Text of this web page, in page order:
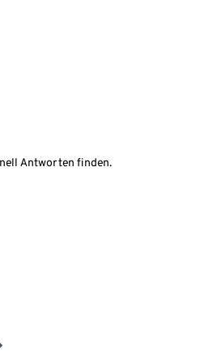
Antworten finden.